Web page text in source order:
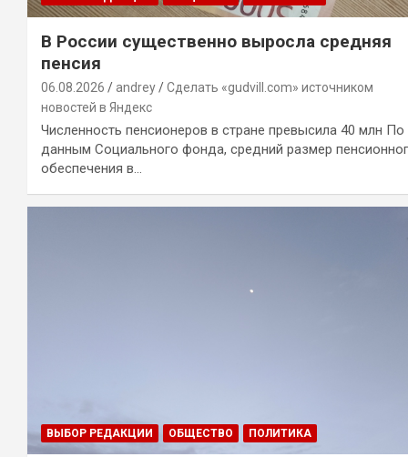
В России существенно выросла средняя
пенсия
06.08.2026 andrey
Сделать «gudvill.com» источником
новостей в Яндекс
Численность пенсионеров в стране превысила 40 млн По
данным Социального фонда, средний размер
обеспечения в…
ВЫБОР РЕДАКЦИИ ОБЩЕСТВО ПОЛИТИКА